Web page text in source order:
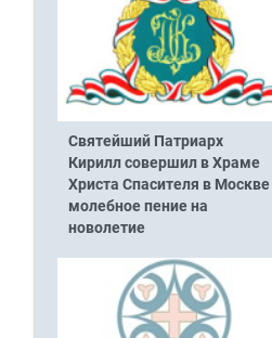
Святейший Патриарх
Кирилл совершил в Храме
Христа Спасителя в Москве
молебное пение на
новолетие